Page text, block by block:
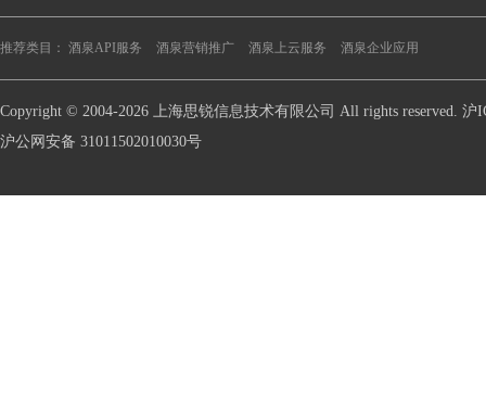
推荐类目： 酒泉API服务 酒泉营销推广 酒泉上云服务 酒泉企业应用
Copyright © 2004-2026 上海思锐信息技术有限公司 All rights reserved. 沪
沪公网安备 31011502010030号